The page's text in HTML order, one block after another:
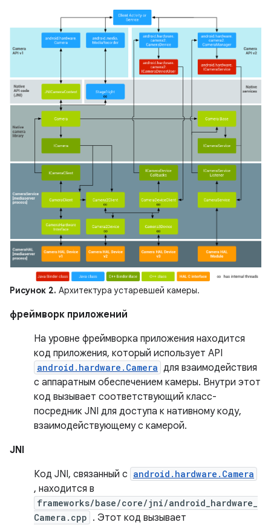
Рисунок 2. Архитектура устаревшей камеры.
фреймворк приложений
На уровне фреймворка приложения находится
код приложения, который использует API
android.hardware.Camera для взаимодействия
с аппаратным обеспечением камеры. Внутри этот
код вызывает соответствующий класс-
посредник JNI для доступа к нативному коду,
взаимодействующему с камерой.
JNI
Код JNI, связанный с android.hardware.Camera
, находится в
frameworks/base/core/jni/android_hardware_
Camera.cpp . Этот код вызывает